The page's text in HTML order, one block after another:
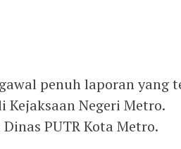
penuh laporan yang
Negeri Metro.
PUTR Kota Metro.